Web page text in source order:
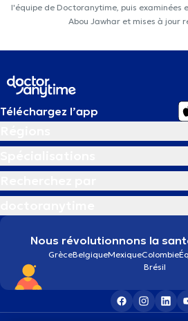
l'équipe de Doctoranytime, puis examinées
Abou Jawhar et mises à jour
Téléchargez l’app
Nous révolutionnons la
GrèceBelgiqueMexiqueColombie
Brésil